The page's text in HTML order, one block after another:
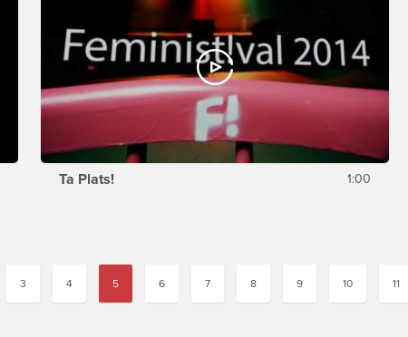
Ta Plats! 1:00
3 4 5 6 7 8 9 10 11